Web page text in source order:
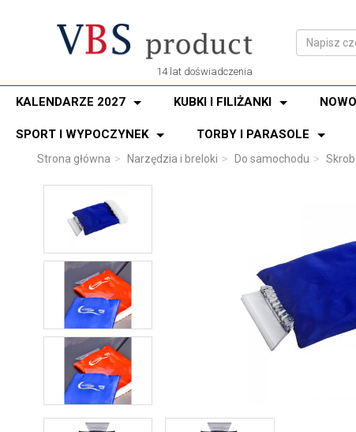
14 lat doświadczenia
KALENDARZE 2027 KUBKI I FILIŻANKI
SPORT I WYPOCZYNEK TORBY I PARASOLE
Strona główna Narzędzia i breloki Do samochodu